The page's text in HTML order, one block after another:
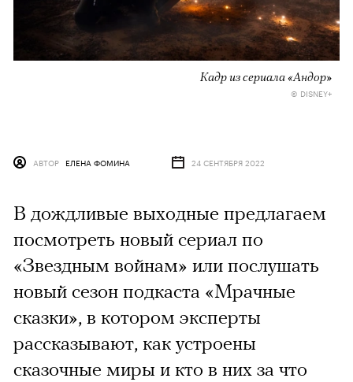
Кадр из сериала «Андор»
© DISNEY+
АВТОР ЕЛЕНА ФОМИНА 24 СЕНТЯБРЯ 2022
В дождливые выходные предлагаем
посмотреть новый сериал по
«Звездным войнам» или послушать
новый сезон подкаста «Мрачные
сказки», в котором эксперты
рассказывают, как устроены
сказочные миры и кто в них за что